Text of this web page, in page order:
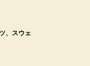
、スウェ